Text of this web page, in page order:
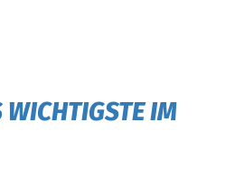
WICHTIGSTE IM